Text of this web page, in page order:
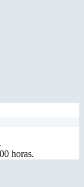
horas.